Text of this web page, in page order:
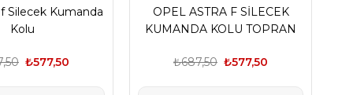
Silecek Kumanda
Kolu
₺577,50
OPEL ASTRA F SİLECEK
KUMANDA KOLU TOPRAN
₺577,50
₺687,50